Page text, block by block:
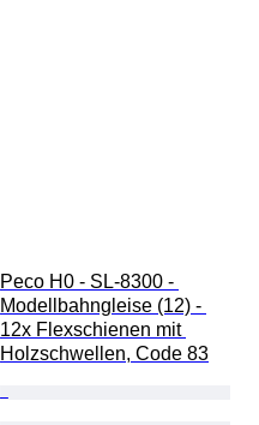
Peco H0 - SL-8300 -
Modellbahngleise (12) -
12x Flexschienen mit
Holzschwellen, Code 83